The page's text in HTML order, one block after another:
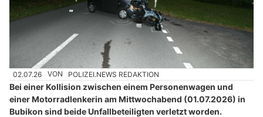
02.07.26 VON POLIZEI.NEWS REDAKTION
Bei einer Kollision zwischen einem Personenwagen und
einer Motorradlenkerin am Mittwochabend (01.07.2026) in
Bubikon sind beide Unfallbeteiligten verletzt worden.